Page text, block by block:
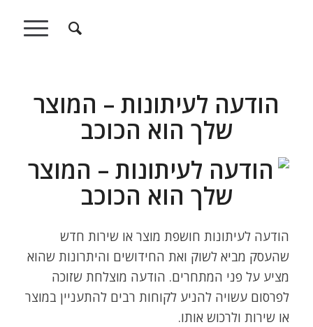
הודעה לעיתונות – המוצר
שלך הוא הכוכב
הודעה לעיתונות חושפת מוצר או שירות חדש
שהעסק מביא לשוק ואת החידושים והיתרונות שהוא
מציע על פני המתחרים. הודעה מוצלחת שזוכה
לפרסום עשויה להניע לקוחות רבים להתעניין במוצר
או שירות ולרכוש אותו.